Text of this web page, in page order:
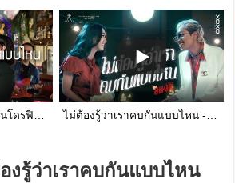
ETC. COVER X ดา เอ็นโดรฟิน | ไม่ต้องรู้ว่าเราคบกันแบบไหน - ดา เอ็นโดรฟิน ไม่ต้องรู้ว่าเราคบกันแบบไหน - Mind 4EVE x D GERRARD ( OST.อนงค์ )
งรู้ว่าเราคบกันแบบไหน